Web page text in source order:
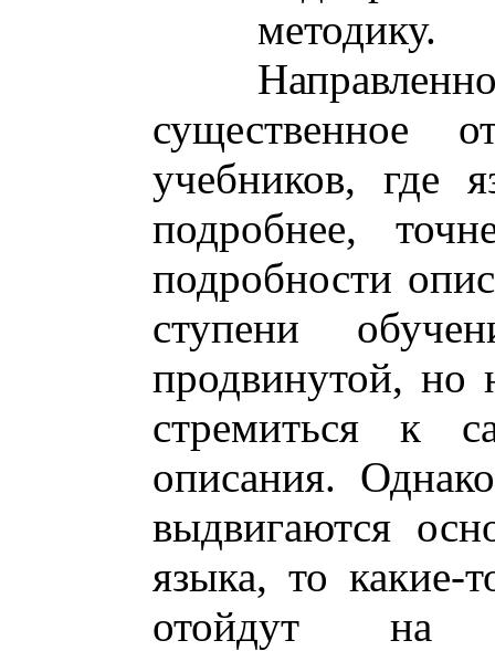
методику.
существенное
учебников, где
подробнее,
подробности
ступени
продвинутой, но
стремиться к
описания.
выдвигаются
языка, то какие-
отойдут